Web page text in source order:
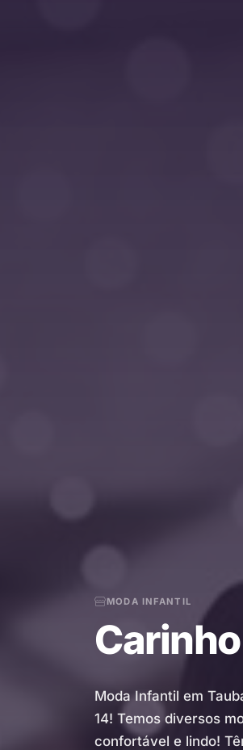
MODA INFANTIL
Moda Infantil em
14! Temos diversos
confortável e lindo!